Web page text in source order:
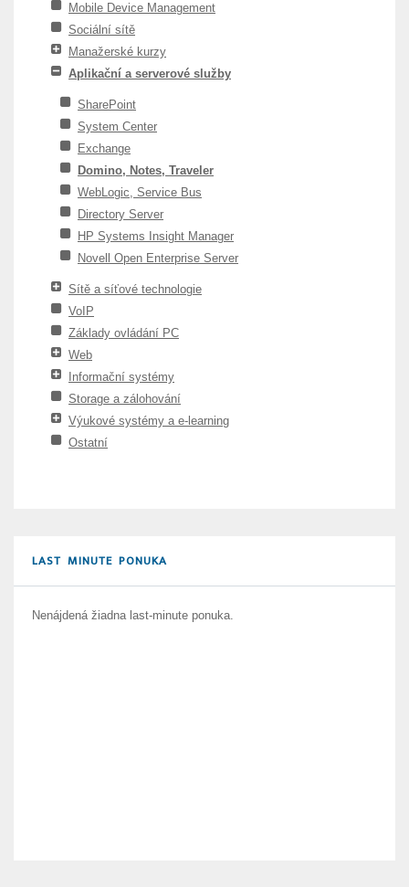
Mobile Device Management
Sociální sítě
Manažerské kurzy
Aplikační a serverové služby
SharePoint
System Center
Exchange
Domino, Notes, Traveler
WebLogic, Service Bus
Directory Server
HP Systems Insight Manager
Novell Open Enterprise Server
Sítě a síťové technologie
VoIP
Základy ovládání PC
Web
Informační systémy
Storage a zálohování
Výukové systémy a e-learning
Ostatní
LAST MINUTE PONUKA
Nenájdená žiadna last-minute ponuka.